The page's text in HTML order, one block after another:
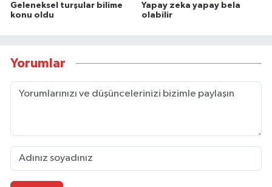
Geleneksel turşular bilime
konu oldu
Yapay zeka yapay bela
olabilir
Yorumlar